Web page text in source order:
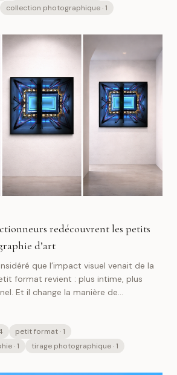
qui lui donnent naissance.
collection photographique· 1
redécouvrent les petits
d’art
que l’impact visuel venait de la
format revient : plus intime, plus
Et il change la manière de
petit format· 1
· 1 tirage photographique· 1